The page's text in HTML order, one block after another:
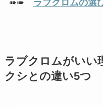
➠➠ ラブクロムの選
ラブクロムがいい
クシとの違い5つ